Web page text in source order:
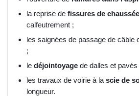
la reprise de fissures de chaussée
calfeutrement ;
les saignées de passage de câble
;
le déjointoyage de dalles et
les travaux de voirie à la scie de
longueur.